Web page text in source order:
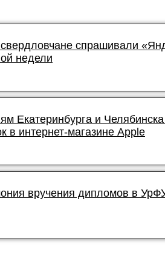
спрашивали
недели
Екатеринбурга и
в интернет-магазине Apple
вручения дипломов в